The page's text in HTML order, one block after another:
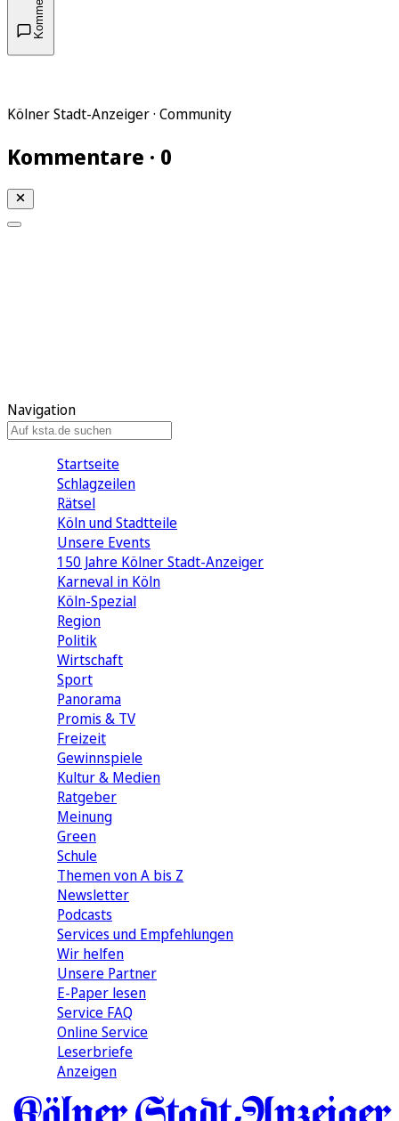
Kölner Stadt-Anzeiger · Community
Kommentare · 0
Navigation
Startseite
Schlagzeilen
Rätsel
Köln und Stadtteile
Unsere Events
150 Jahre Kölner Stadt-Anzeiger
Karneval in Köln
Köln-Spezial
Region
Politik
Wirtschaft
Sport
Panorama
Promis & TV
Freizeit
Gewinnspiele
Kultur & Medien
Ratgeber
Meinung
Green
Schule
Themen von A bis Z
Newsletter
Podcasts
Services und Empfehlungen
Wir helfen
Unsere Partner
E-Paper lesen
Service FAQ
Online Service
Leserbriefe
Anzeigen